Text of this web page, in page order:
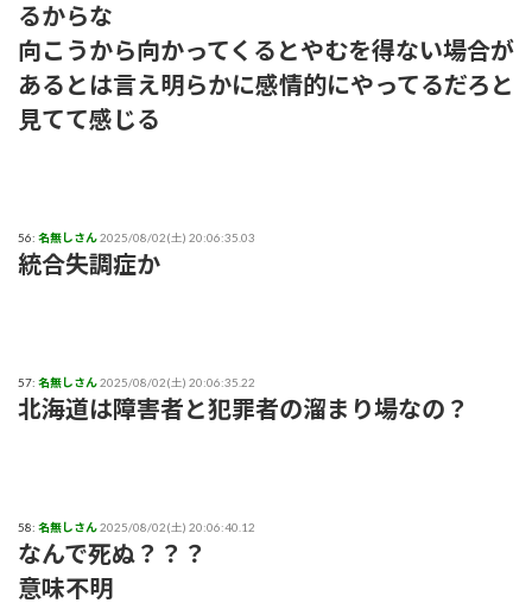
るからな
向こうから向かってくるとやむを得ない場合が
あるとは言え明らかに感情的にやってるだろと
見てて感じる
56: 名無しさん2025/08/02(土) 20:06:35.03
統合失調症か
57: 名無しさん2025/08/02(土) 20:06:35.22
北海道は障害者と犯罪者の溜まり場なの？
58: 名無しさん2025/08/02(土) 20:06:40.12
なんで死ぬ？？？
意味不明